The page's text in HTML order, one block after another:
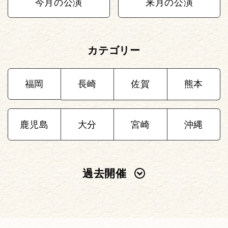
今月の公演 来月の公演
カテゴリー
福岡 長崎 佐賀 熊本
鹿児島 大分 宮崎 沖縄
過去開催